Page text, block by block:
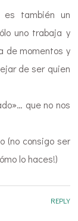
es también un
uno trabaja y
de momentos y
de ser quien
que no nos
(no consigo ser
lo haces!)
REPLY